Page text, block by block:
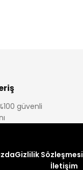
güvenli
Gizlilik Sözleşmesi
İletişim